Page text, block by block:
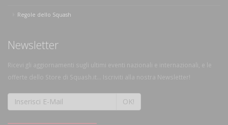
Regole dello Squash
Newsletter
Ricevi gli aggiornamenti sugli ultimi eventi nazionali e internazionali, e le
offerte dello Store di Squash.it... Iscriviti alla nostra Newsletter!
OK!